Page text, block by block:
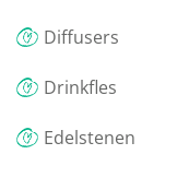
Diffusers
Drinkfles
Edelstenen